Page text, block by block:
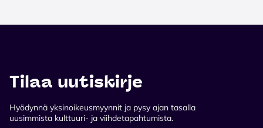
Tilaa uutiskirje
Hyödynnä yksinoikeusmyynnit ja pysy ajan tasalla
uusimmista kulttuuri- ja viihdetapahtumista.